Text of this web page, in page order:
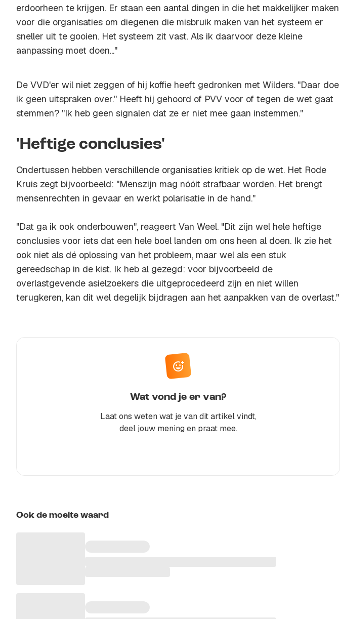
erdoorheen te krijgen. Er staan een aantal dingen in die het makkelijker maken
voor die organisaties om diegenen die misbruik maken van het systeem er
sneller uit te gooien. Het systeem zit vast. Als ik daarvoor deze kleine
aanpassing moet doen...''
De VVD'er wil niet zeggen of hij koffie heeft gedronken met Wilders. ''Daar doe
ik geen uitspraken over.'' Heeft hij gehoord of PVV voor of tegen de wet gaat
stemmen? ''Ik heb geen signalen dat ze er niet mee gaan instemmen.''
'Heftige conclusies'
Ondertussen hebben verschillende organisaties kritiek op de wet. Het Rode
Kruis zegt bijvoorbeeld: "Menszijn mag nóóit strafbaar worden. Het brengt
mensenrechten in gevaar en werkt polarisatie in de hand.''
''Dat ga ik ook onderbouwen", reageert Van Weel. "Dit zijn wel hele heftige
conclusies voor iets dat een hele boel landen om ons heen al doen. Ik zie het
ook niet als dé oplossing van het probleem, maar wel als een stuk
gereedschap in de kist. Ik heb al gezegd: voor bijvoorbeeld de
overlastgevende asielzoekers die uitgeprocedeerd zijn en niet willen
terugkeren, kan dit wel degelijk bijdragen aan het aanpakken van de overlast.''
Wat vond je er van?
Laat ons weten wat je van dit artikel vindt,
deel jouw mening en praat mee.
Ook de moeite waard